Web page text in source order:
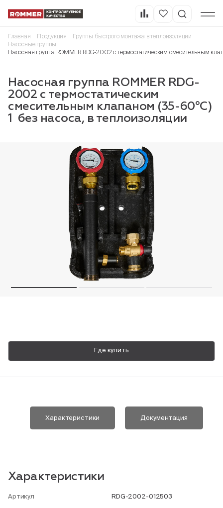
Пн-Пт, 9:00—18:00 +7 800 700 74 63
Главная Продукция
Группы быстрого монтажа в теплоизоляции
Насосные группы
Насосная группа ROMMER RDG-2002 с термостатическим смесительным
Насосная группа ROMMER RDG-
2002 с термостатическим
смесительным клапаном (35-60°С)
1 без насоса, в теплоизоляции
Где купить
Характеристики Документация
Характеристики
Артикул RDG-2002-012503